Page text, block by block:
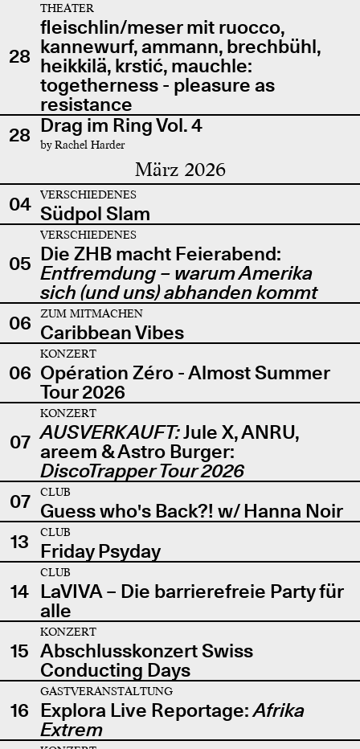
28
THEATER
fleischlin/meser mit ruocco,
kannewurf, ammann, brechbühl,
heikkilä, krstić, mauchle:
togetherness - pleasure as
resistance
28 Drag im Ring Vol. 4
by Rachel Harder
März 2026
04 VERSCHIEDENES
Südpol Slam
05
VERSCHIEDENES
Die ZHB macht Feierabend:
Entfremdung – warum Amerika
sich (und uns) abhanden kommt
06
ZUM MITMACHEN
Caribbean Vibes
06
KONZERT
Opération Zéro - Almost Summer
Tour 2026
07
KONZERT
AUSVERKAUFT:Jule X, ANRU,
areem & Astro Burger:
DiscoTrapper Tour 2026
07
CLUB
Guess who's Back?! w/ Hanna Noir
13
CLUB
Friday Psyday
14
CLUB
LaVIVA – Die barrierefreie Party für
alle
15
KONZERT
Abschlusskonzert Swiss
Conducting Days
16
GASTVERANSTALTUNG
Explora Live Reportage:Afrika
Extrem